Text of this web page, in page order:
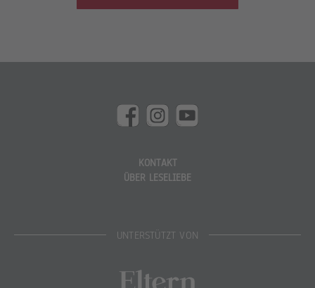
KONTAKT
ÜBER LESELIEBE
UNTERSTÜTZT VON